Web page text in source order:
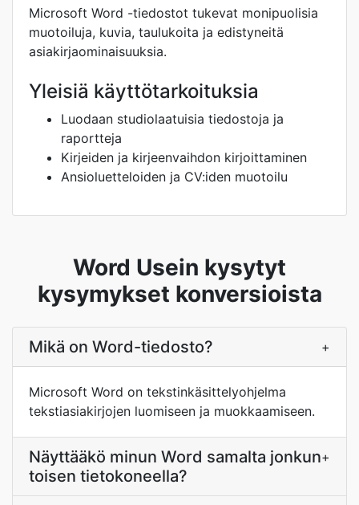
Microsoft Word -tiedostot tukevat monipuolisia
muotoiluja, kuvia, taulukoita ja edistyneitä
asiakirjaominaisuuksia.
Yleisiä käyttötarkoituksia
Luodaan studiolaatuisia tiedostoja ja
raportteja
Kirjeiden ja kirjeenvaihdon kirjoittaminen
Ansioluetteloiden ja CV:iden muotoilu
Word Usein kysytyt
kysymykset konversioista
Mikä on Word-tiedosto? +
Microsoft Word on tekstinkäsittelyohjelma
tekstiasiakirjojen luomiseen ja muokkaamiseen.
Näyttääkö minun Word samalta jonkun
toisen tietokoneella?
+